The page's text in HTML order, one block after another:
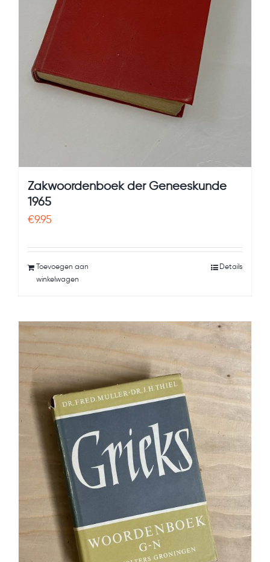
Zakwoordenboek der Geneeskunde
1965
€9.95
Toevoegen aan
winkelwagen
Details